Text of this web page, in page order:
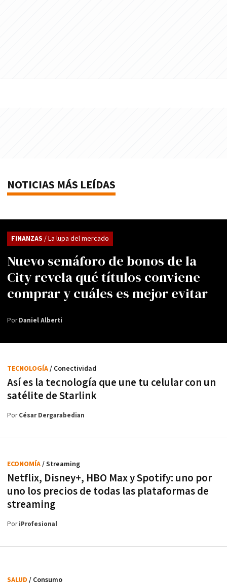
NOTICIAS MÁS LEÍDAS
Nuevo semáforo de bonos de la
City revela qué títulos conviene
comprar y cuáles es mejor evitar
FINANZAS / La lupa del mercado
PorDaniel Alberti
Así es la tecnología que une tu celular con un
satélite de Starlink
TECNOLOGÍA/ Conectividad
PorCésar Dergarabedian
Netflix, Disney+, HBO Max y Spotify: uno por
uno los precios de todas las plataformas de
streaming
ECONOMÍA/ Streaming
PoriProfesional
SALUD / Consumo